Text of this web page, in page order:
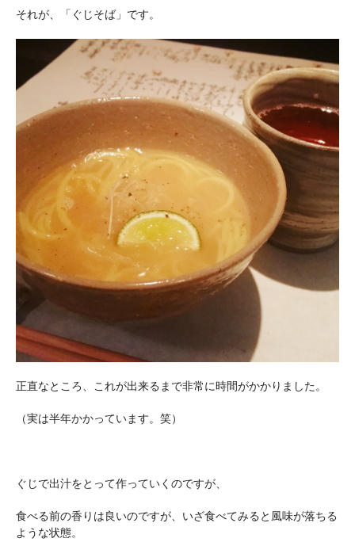
それが、「ぐじそば」です。
正直なところ、これが出来るまで非常に時間がかかりました。
（実は半年かかっています。笑）
ぐじで出汁をとって作っていくのですが、
食べる前の香りは良いのですが、いざ食べてみると風味が落ちる
ような状態。